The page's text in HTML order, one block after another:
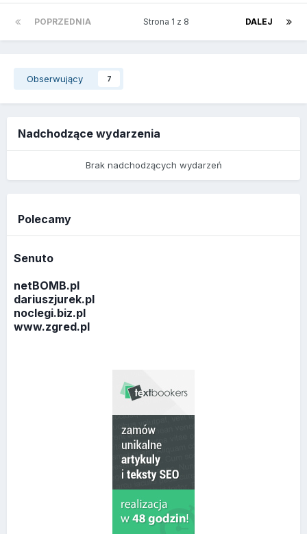
POPRZEDNIA DALEJ
Strona 1 z 8
Obserwujący 7
Nadchodzące wydarzenia
Brak nadchodzących wydarzeń
Polecamy
Senuto
netBOMB.pl
dariuszjurek.pl
noclegi.biz.pl
www.zgred.pl